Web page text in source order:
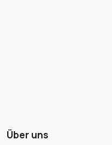
Über uns